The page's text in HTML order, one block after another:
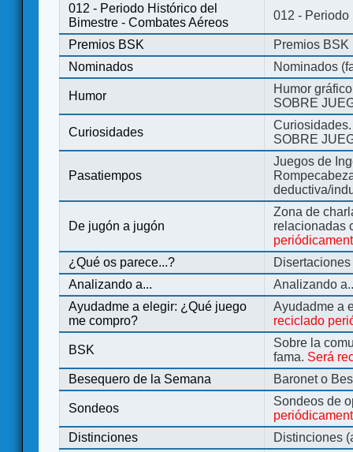
012 - Periodo Histórico del
Bimestre - Combates Aéreos
012 - Periodo
Premios BSK
Premios BSK
Nominados
Nominados
Humor
Humor
SOBRE
Curiosidades
SOBRE
Pasatiempos
Juegos de
deductiva/
De jugón a jugón
Zona de
relacionadas
¿Qué os parece...?
Analizando a...
Analizando
Ayudadme a elegir: ¿Qué juego
me compro?
Ayudadme a
reciclado
BSK
Sobre la
fama. Será
Besequero de la Semana
Baronet o
Sondeos
Sondeos de
Distinciones
Distinciones